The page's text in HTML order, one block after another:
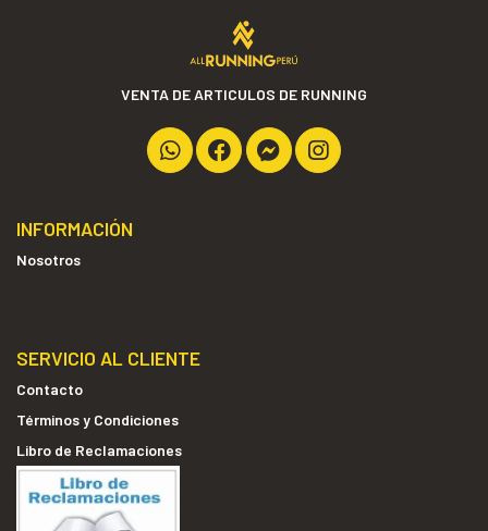
VENTA DE ARTICULOS DE RUNNING
INFORMACIÓN
Nosotros
SERVICIO AL CLIENTE
Contacto
Términos y Condiciones
Libro de Reclamaciones